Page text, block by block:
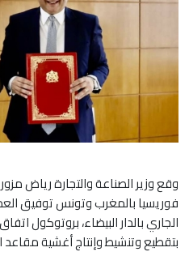
وقع وزير الصناعة والتجارة رياض
الجاري بالدار البيضاء، بروتوكول
بتقطيع وتنشيط وإنتاج أغشية مقاعد